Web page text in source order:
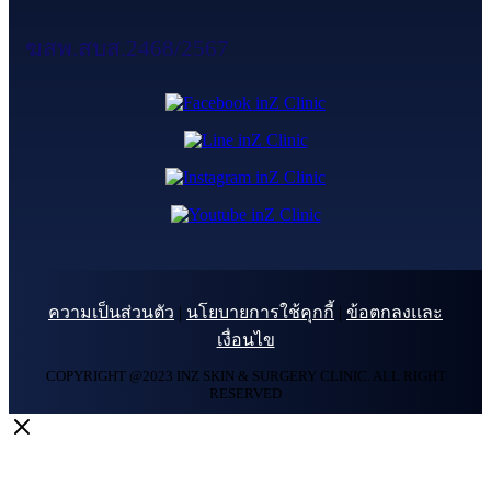
ฆสพ.สบส.2468/2567
ความเป็นส่วนตัว นโยบายการใช้คุกกี้
ข้อตกลงและ
เงื่อนไข
COPYRIGHT @2023 INZ SKIN & SURGERY CLINIC. ALL RIGHT
RESERVED